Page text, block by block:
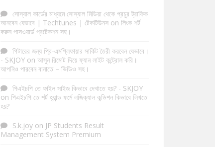
সোস্যাল কার্ডের মাধ্যমে সোস্যাল মিডিয়া থেকে প্রচুর ট্রাফিক
আনবেন যেভাবে | Techtunes | টেকটিউনস on লিংক শর্ট
করুন পাসওয়ার্ড প্রটেকশন সহ।
গিটারের জন্য প্রি-এমপ্লিফায়ার সার্কিট তৈরী করবেন যেভাবে।
- SKJOY on আসুন রিমোট দিয়ে ফ্যান লাইট কন্ট্রোল করি।
আপনিও পারবেন বানাতে – ভিডিও সহ।
পিএইচপি তে ফাইল সাইজ কিভাবে দেখাতে হয়? - SKJOY
on পিএইচপি তে শর্ট হ্যান্ড ফর্মে লজিক্যাল কন্ডিশন কিভাবে লিখতে
হয়?
S.k.joy on JP Students Result
Management System Premium